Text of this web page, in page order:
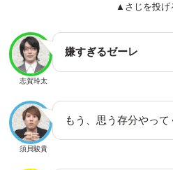
▲さじを投げ
志賀玲太
嫌すぎるゼーレ
須貝駿貴
もう、思う存分やって